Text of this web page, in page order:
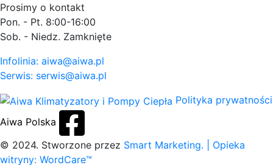
Prosimy o kontakt
Pon. - Pt. 8:00-16:00
Sob. - Niedz. Zamknięte
Infolinia: aiwa@aiwa.pl
Serwis: serwis@aiwa.pl
Polityka prywatności
Aiwa Polska
© 2024. Stworzone przez Smart Marketing.
| Opieka
witryny: WordCare™